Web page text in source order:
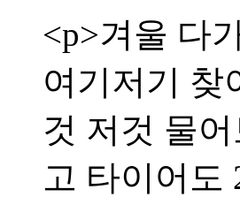
<p>겨울 다
여기저기 찾
것 저것 물
고 타이어도